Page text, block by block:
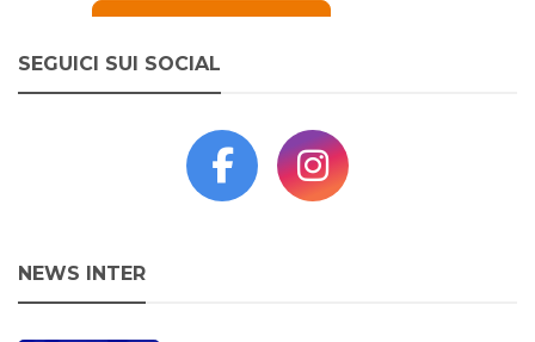
SEGUICI SUI SOCIAL
NEWS INTER